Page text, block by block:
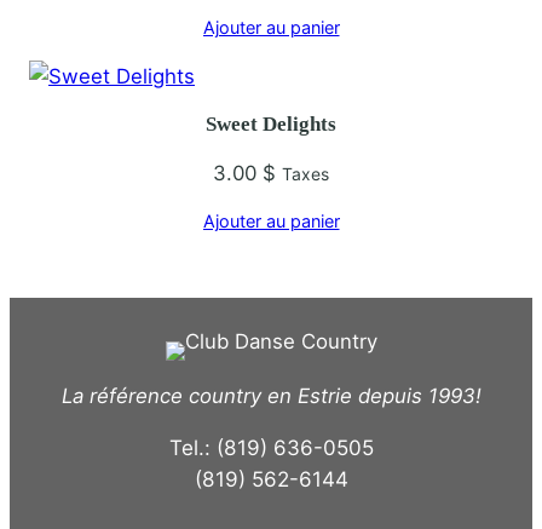
Ajouter au panier
Sweet Delights
3.00 $ Taxes
Ajouter au panier
La référence country en Estrie depuis 1993!
Tel.: (819) 636-0505
(819) 562-6144